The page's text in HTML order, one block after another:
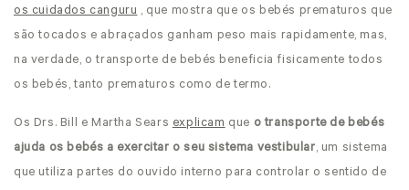
os cuidados canguru , que mostra que os bebés prematuros que
são tocados e abraçados ganham peso mais rapidamente, mas,
na verdade, o transporte de bebés beneficia fisicamente todos
os bebés, tanto prematuros como de termo.
Os Drs. Bill e Martha Sears explicam que o transporte de bebés
ajuda os bebés a exercitar o seu sistema vestibular, um sistema
que utiliza partes do ouvido interno para controlar o sentido de